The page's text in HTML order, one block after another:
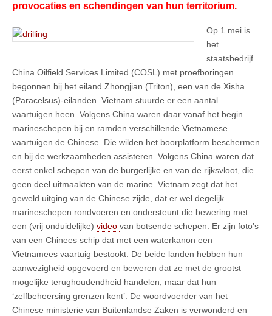
provocaties en schendingen van hun territorium.
Op 1 mei is
het
staatsbedrijf
China Oilfield Services Limited (COSL) met proefboringen
begonnen bij het eiland Zhongjian (Triton), een van de Xisha
(Paracelsus)-eilanden. Vietnam stuurde er een aantal
vaartuigen heen. Volgens China waren daar vanaf het begin
marineschepen bij en ramden verschillende Vietnamese
vaartuigen de Chinese. Die wilden het boorplatform beschermen
en bij de werkzaamheden assisteren. Volgens China waren dat
eerst enkel schepen van de burgerlijke en van de rijksvloot, die
geen deel uitmaakten van de marine. Vietnam zegt dat het
geweld uitging van de Chinese zijde, dat er wel degelijk
marineschepen rondvoeren en ondersteunt die bewering met
een (vrij onduidelijke) video van botsende schepen. Er zijn foto’s
van een Chinees schip dat met een waterkanon een
Vietnamees vaartuig bestookt. De beide landen hebben hun
aanwezigheid opgevoerd en beweren dat ze met de grootst
mogelijke terughoudendheid handelen, maar dat hun
‘zelfbeheersing grenzen kent’. De woordvoerder van het
Chinese ministerie van Buitenlandse Zaken is verwonderd en